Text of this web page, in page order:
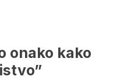
onako kako